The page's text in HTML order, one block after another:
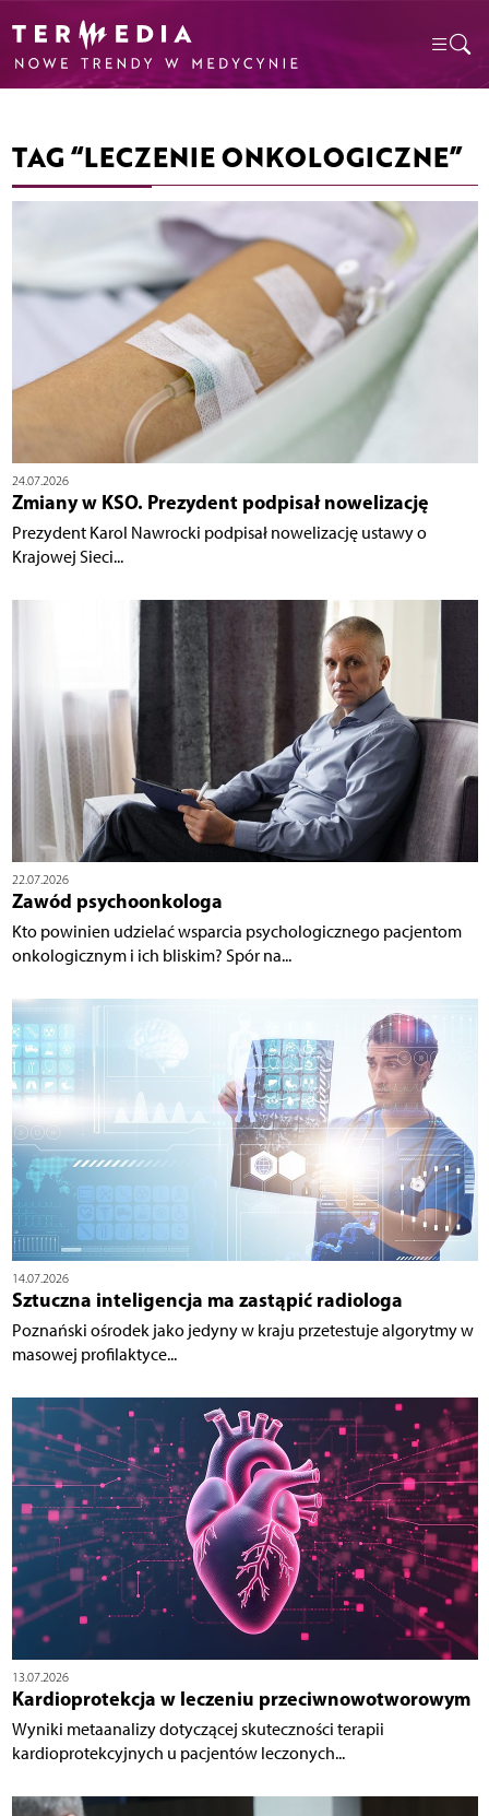
TAG “LECZENIE ONKOLOGICZNE”
24.07.2026
Zmiany w KSO. Prezydent podpisał nowelizację
Prezydent Karol Nawrocki podpisał nowelizację ustawy o
Krajowej Sieci...
22.07.2026
Zawód psychoonkologa
Kto powinien udzielać wsparcia psychologicznego pacjentom
onkologicznym i ich bliskim? Spór na...
14.07.2026
Sztuczna inteligencja ma zastąpić radiologa
Poznański ośrodek jako jedyny w kraju przetestuje algorytmy w
masowej profilaktyce...
13.07.2026
Kardioprotekcja w leczeniu przeciwnowotworowym
Wyniki metaanalizy dotyczącej skuteczności terapii
kardioprotekcyjnych u pacjentów leczonych...